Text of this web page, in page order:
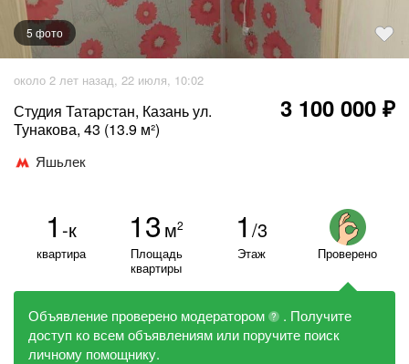
5 фото
около 2 лет назад, 22 июля, 10:02
Студия Татарстан, Казань ул.
Тунакова, 43 (13.9 м²)
3 100 000 ₽
Яшьлек
1 -к
квартира
13м2
Площадь
квартиры
1 /3
Этаж Проверено
Объявление проверено модератором ?
. Получите
доступ ко всем объявлениям или поручите поиск
личному помощнику.